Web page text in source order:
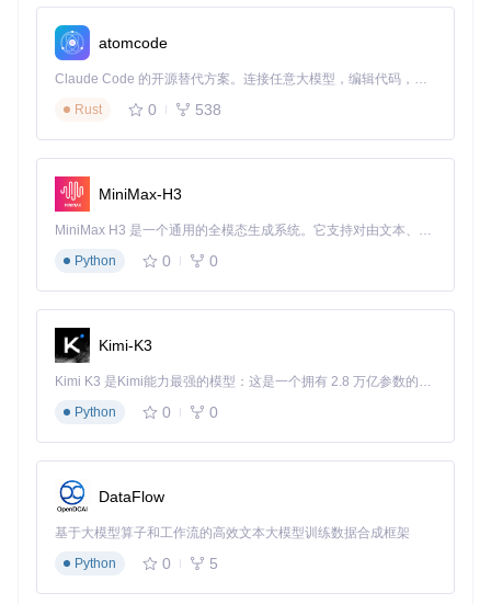
总而言之，无论你是寻求DIY乐趣还是探索游戏主机技术的深
度，PS4 Syscon Tools都是一款不容错过的强大工具。现在就
加入，开启你的PS4探索之旅吧！
atomcode
Claude Code 的开源替代方案。连接任意大模型，编辑代码，运行命令，自动验证 — 全自动执行。用 Rust 构建，极致性能。 ｜ An open-source alternative to Claude Code. Connect any LLM, edit code, run commands, and verify changes — autonomously. Built in Rust for speed. Get Started
Rust
0 538
MiniMax-H3
MiniMax H3 是一个通用的全模态生成系统。它支持对由文本、图像、视频和音频组成的多模态上下文进行统一理解，并能生成分辨率高达 2K、时长可达 15 秒的带原生立体声音频的视频。得益于面向任务泛化的系统设计，H3 在预训练阶段就已具备广泛的多模态上下文理解与生成能力，能够出色地执行复杂的多模态指令。
Python
0 0
Kimi-K3
Kimi K3 是Kimi能力最强的模型：这是一个拥有 2.8 万亿参数的混合专家（MoE）模型，具备原生视觉理解能力，并支持 100 万 token 的上下文窗口。
Python
0 0
DataFlow
基于大模型算子和工作流的高效文本大模型训练数据合成框架
Python
0 5